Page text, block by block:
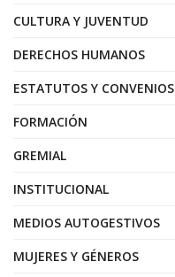
CULTURA Y JUVENTUD
DERECHOS HUMANOS
ESTATUTOS Y CONVENIOS
FORMACIÓN
GREMIAL
INSTITUCIONAL
MEDIOS AUTOGESTIVOS
MUJERES Y GÉNEROS